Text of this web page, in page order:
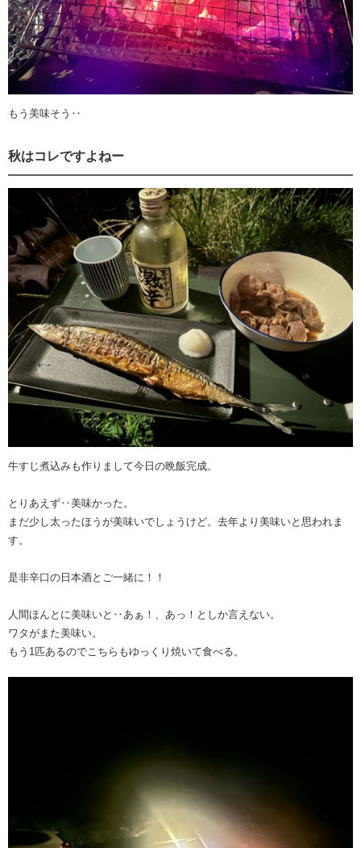
もう美味そう‥
秋はコレですよねー
牛すじ煮込みも作りまして今日の晩飯完成。
とりあえず‥美味かった。
まだ少し太ったほうが美味いでしょうけど。去年より美味いと思われま
す。
是非辛口の日本酒とご一緒に！！
人間ほんとに美味いと‥あぁ！、あっ！としか言えない。
ワタがまた美味い。
もう1匹あるのでこちらもゆっくり焼いて食べる。